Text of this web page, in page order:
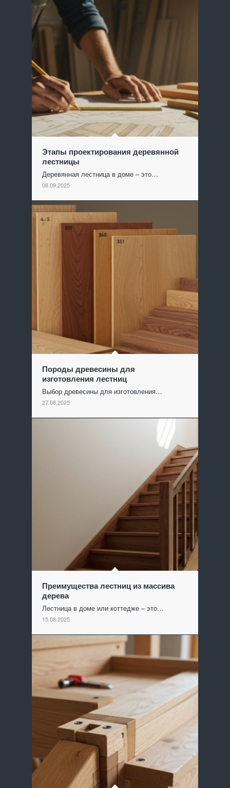
Этапы проектирования деревянной
лестницы
Деревянная лестница в доме – это…
08.09.2025
Породы древесины для
изготовления лестниц
Выбор древесины для изготовления…
27.08.2025
Преимущества лестниц из массива
дерева
Лестница в доме или коттедже – это…
15.08.2025